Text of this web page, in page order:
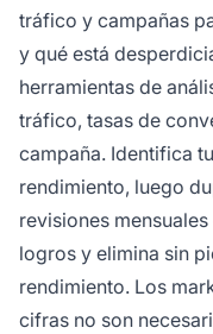
tráfico y campañas
y qué está
herramientas de
tráfico, tasas de
campaña. Identifica
rendimiento, luego
revisiones
logros y elimina sin
rendimiento. Los
cifras no son